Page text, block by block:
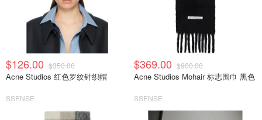
$126.00 $350.00
Acne Studios 红色罗纹针织帽
SSENSE
$369.00 $900.00
Acne Studios Mohair 标志围巾 黑色
SSENSE